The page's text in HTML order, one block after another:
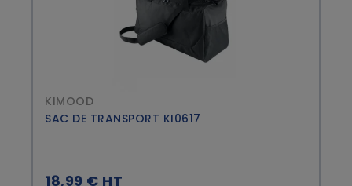
KIMOOD
SAC DE TRANSPORT KI0617
18,99 € HT